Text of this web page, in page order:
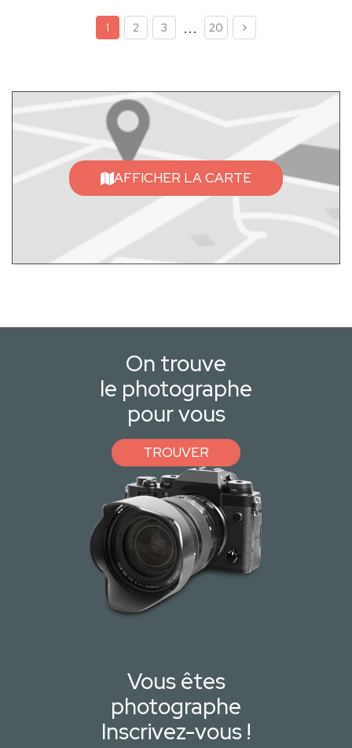
1 2 3 ... 20
AFFICHER LA CARTE
On trouve
le photographe
pour vous
TROUVER
Vous êtes
photographe
Inscrivez-vous !